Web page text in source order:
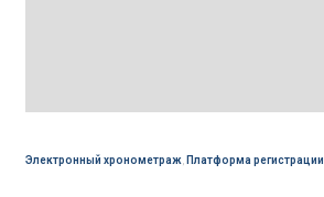
Электронный хронометраж, Платформа регистрации